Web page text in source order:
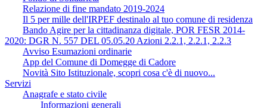
Relazione di fine mandato 2019-2024
Il 5 per mille dell'IRPEF destinalo al tuo comune di residenza
Bando Agire per la cittadinanza digitale, POR FESR 2014-
2020: DGR N. 557 DEL 05.05.20 Azioni 2.2.1, 2.2.1, 2.2.3
Avviso Esumazioni ordinarie
App del Comune di Domegge di Cadore
Novità Sito Istituzionale, scopri cosa c'è di nuovo...
Servizi
Anagrafe e stato civile
Informazioni generali